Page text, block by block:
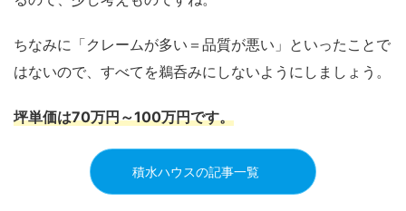
ちなみに「クレームが多い＝品質が悪い」といったことで
はないので、すべてを鵜呑みにしないようにしましょう。
坪単価は70万円～100万円です。
積水ハウスの記事一覧